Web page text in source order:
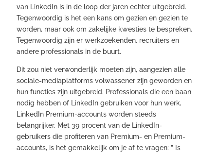
van LinkedIn is in de loop der jaren echter uitgebreid.
Tegenwoordig is het een kans om gezien en gezien te
worden, maar ook om zakelijke kwesties te bespreken.
Tegenwoordig zijn er werkzoekenden, recruiters en
andere professionals in de buurt.
Dit zou niet verwonderlijk moeten zijn, aangezien alle
sociale-mediaplatforms volwassener zijn geworden en
hun functies zijn uitgebreid. Professionals die een baan
nodig hebben of LinkedIn gebruiken voor hun werk,
LinkedIn Premium-accounts worden steeds
belangrijker. Met 39 procent van de LinkedIn-
gebruikers die profiteren van Premium- en Premium-
accounts, is het gemakkelijk om je af te vragen: ” Is